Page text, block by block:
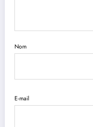
Nom
E-mail